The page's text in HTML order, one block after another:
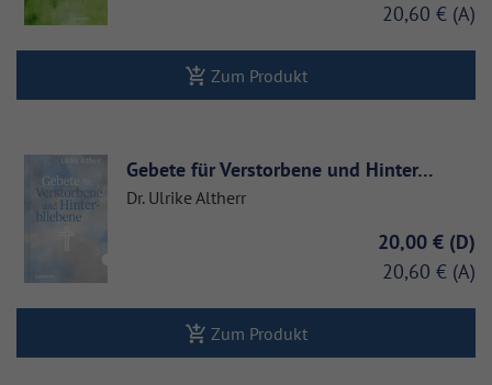
20,60 €
Zum Produkt
Gebete für Verstorbene und Hinter…
Dr. Ulrike Altherr
20,00 €
20,60 €
Zum Produkt